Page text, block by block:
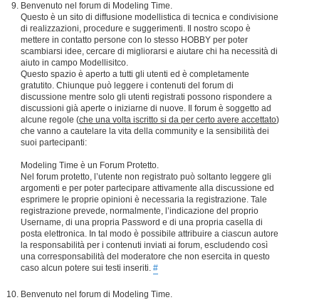
Benvenuto nel forum di Modeling Time.
Questo è un sito di diffusione modellistica di tecnica e condivisione
di realizzazioni, procedure e suggerimenti. Il nostro scopo è
mettere in contatto persone con lo stesso HOBBY per poter
scambiarsi idee, cercare di migliorarsi e aiutare chi ha necessità di
aiuto in campo Modellisitco.
Questo spazio è aperto a tutti gli utenti ed è completamente
gratutito. Chiunque può leggere i contenuti del forum di
discussione mentre solo gli utenti registrati possono rispondere a
discussioni già aperte o iniziarne di nuove. Il forum è soggetto ad
alcune regole (che una volta iscritto si da per certo avere accettato)
che vanno a cautelare la vita della community e la sensibilità dei
suoi partecipanti:
Modeling Time è un Forum Protetto.
Nel forum protetto, l’utente non registrato può soltanto leggere gli
argomenti e per poter partecipare attivamente alla discussione ed
esprimere le proprie opinioni è necessaria la registrazione. Tale
registrazione prevede, normalmente, l’indicazione del proprio
Username, di una propria Password e di una propria casella di
posta elettronica. In tal modo è possibile attribuire a ciascun autore
la responsabilità per i contenuti inviati ai forum, escludendo così
una corresponsabilità del moderatore che non esercita in questo
caso alcun potere sui testi inseriti. #
Benvenuto nel forum di Modeling Time.